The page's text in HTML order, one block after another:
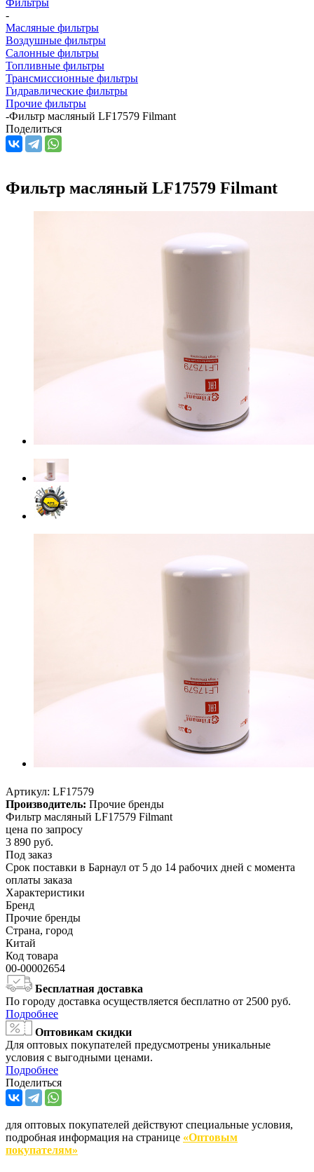
-
Масляные фильтры
Воздушные фильтры
Салонные фильтры
Топливные фильтры
Трансмиссионные фильтры
Гидравлические фильтры
Прочие фильтры
-Фильтр масляный LF17579 Filmant
Поделиться
Фильтр масляный LF17579 Filmant
Артикул: LF17579
Производитель: Прочие бренды
Фильтр масляный LF17579 Filmant
цена по запросу
3 890 руб.
Под заказ
Срок поставки в Барнаул от 5 до 14 рабочих дней с момента
оплаты заказа
Характеристики
Бренд
Прочие бренды
Страна, город
Китай
Код товара
00-00002654
Бесплатная доставка
По городу доставка осуществляется бесплатно от 2500 руб.
Подробнее
Оптовикам скидки
Для оптовых покупателей предусмотрены уникальные
условия с выгодными ценами.
Подробнее
Поделиться
для оптовых покупателей действуют специальные условия,
подробная информация на странице «Оптовым
покупателям»